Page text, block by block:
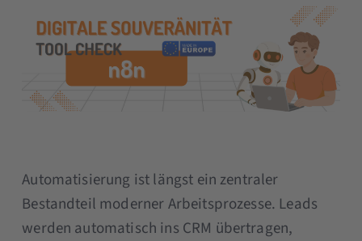
Automatisierung ist längst ein zentraler
Bestandteil moderner Arbeitsprozesse. Leads
werden automatisch ins CRM übertragen,